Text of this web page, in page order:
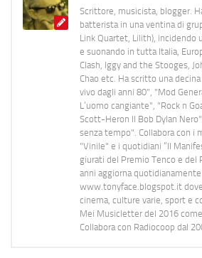
Scrittore, musicista, blogger.
batterista in una ventina di
Link Quartet, Lilith), incidendo
e suonando in tutta Italia,
Clash, Iggy and the Stooges,
Chao etc. Ha scritto una
vivo dagli anni 80", "Mod
L’uomo cangiante", "Rock n
Scott-Heron Il Bob Dylan
senza tempo". Collabora con i
"Vinile" e i quotidiani “Il
giurati del Premio Tenco e del
anni aggiorna
www.tonyface.blogspot.it dove
cinema, culture varie, sport e
Mei Musicletter del 2016
Collabora con Radiocoop dal